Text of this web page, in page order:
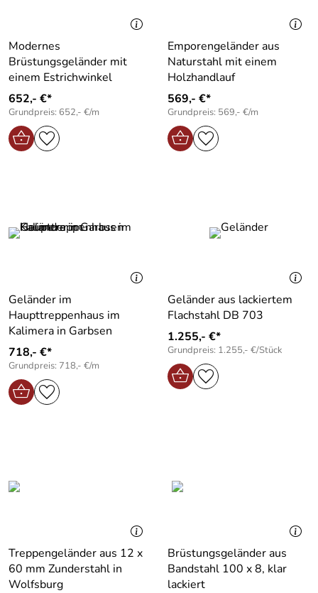
Modernes
Brüstungsgeländer mit
einem Estrichwinkel
652,- €*
Grundpreis: 652,- €/m
Emporengeländer aus
Naturstahl mit einem
Holzhandlauf
569,- €*
Grundpreis: 569,- €/m
Geländer im
Haupttreppenhaus im
Kalimera in Garbsen
718,- €*
Grundpreis: 718,- €/m
Geländer aus lackiertem
Flachstahl DB 703
1.255,- €*
Grundpreis: 1.255,- €/Stück
Treppengeländer aus 12 x
60 mm Zunderstahl in
Wolfsburg
Brüstungsgeländer aus
Bandstahl 100 x 8, klar
lackiert